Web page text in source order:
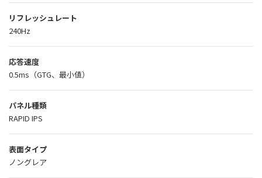
リフレッシュレート
240Hz
応答速度
0.5ms（GTG、最小値）
パネル種類
RAPID IPS
表面タイプ
ノングレア